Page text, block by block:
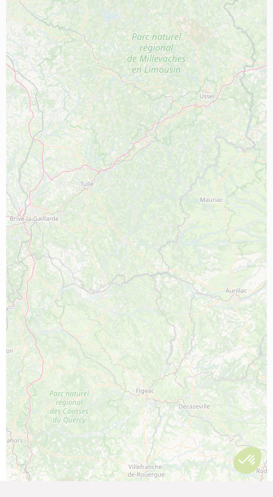
Bulle de l’Ain
Dormir dans une bulle sous les étoiles,
au cœur de la Forêt : vivez une
expérience immersive et apaisante, dans
un cadre enchanteur !
PLUS D'INFORMATIONS
FERMER